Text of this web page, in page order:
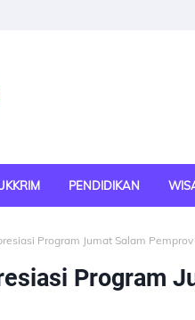
PENDIDIKAN
Program Jumat Salam Pemprov
Program